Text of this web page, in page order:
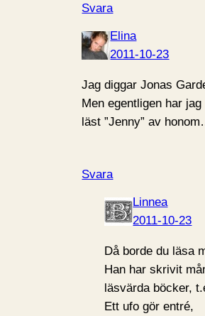
Svara
Elina
2011-10-23
Jag diggar Jonas
Men egentligen har jag
läst ”Jenny” av
Svara
Linnea
2011-10-23
Då borde du läsa
Han har skrivit
läsvärda böcker,
Ett ufo gör entré,